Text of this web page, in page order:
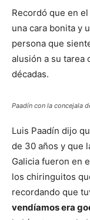
Recordó que en
una cara bonita y
persona que
alusión a su tarea
décadas.
Paadín con la concejala
Luis Paadín dijo
de 30 años y que
Galicia fueron en
los chiringuitos
recordando que
vendíamos era